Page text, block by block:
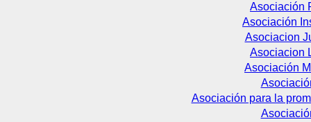
Asociación
Asociación
Asociacion
Asociacion
Asociación
Asociación para la